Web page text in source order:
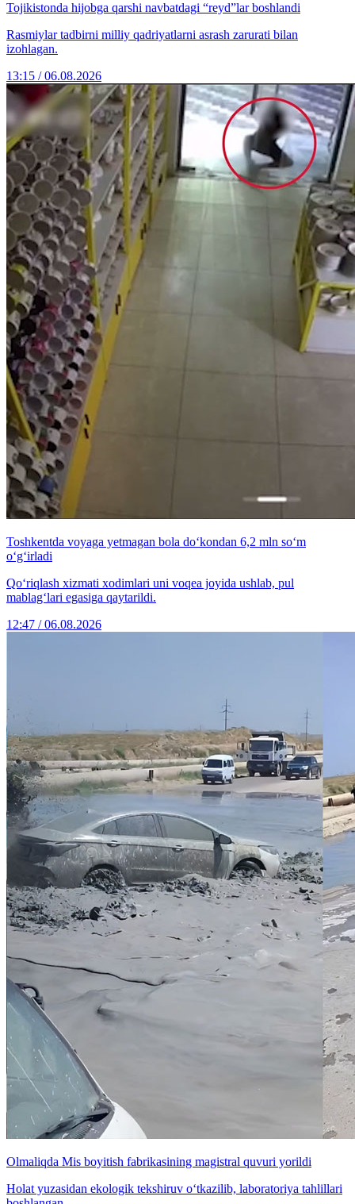
Tojikistonda hijobga qarshi navbatdagi “reyd”lar boshlandi
Rasmiylar tadbirni milliy qadriyatlarni asrash zarurati bilan
izohlagan.
13:15 / 06.08.2026
Toshkentda voyaga yetmagan bola do‘kondan 6,2 mln so‘m
o‘g‘irladi
Qo‘riqlash xizmati xodimlari uni voqea joyida ushlab, pul
mablag‘lari egasiga qaytarildi.
12:47 / 06.08.2026
Olmaliqda Mis boyitish fabrikasining magistral quvuri yorildi
Holat yuzasidan ekologik tekshiruv o‘tkazilib, laboratoriya tahlillari